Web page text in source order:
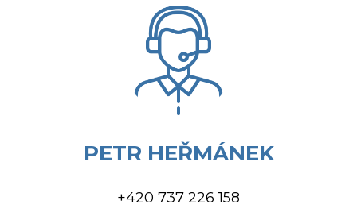
PETR HEŘMÁNEK
+420 737 226 158